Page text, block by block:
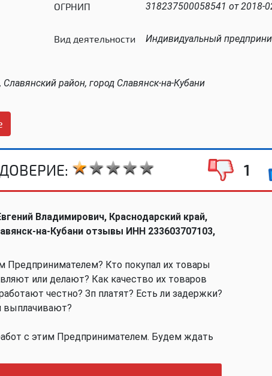
ОГРНИП 318237500058541 от 2018-
Вид деятельности Индивидуальный
Славянский район, город Славянск-на-Кубани
1
Владимирович, Краснодарский край,
на-Кубани отзывы ИНН 233603707103,
Предпринимателем? Кто покупал их товары
или делают? Как качество их товаров
честно? Зп платят? Есть ли задержки?
выплачивают?
с этим Предпринимателем. Будем ждать